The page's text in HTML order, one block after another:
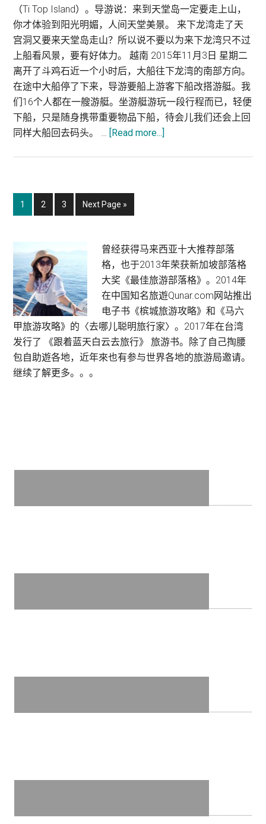
午
餐
（Ti Top Island）。导游说：来到天堂岛一定要走上山，
你才体验到阳光明媚，人间天堂美景。 来下龙湾走了天
宫洞又要来天堂岛走山？所以说不要以为来下龙湾只不过
上船看风景，要有好体力。 越南 2015年11月3日 星期二
离开了斗鸡石近一个小时后，大船往下龙湾的南部方向。
在途中大船停了下来，导游要船上游客下船改搭游艇。我
们16个人都在一艘游艇。坐游艇游玩一段行程而已，轻便
下船，只是随身携带重要物品下船，待会儿我们还会上回
同样大船回去码头。 … [Read more...]
船
游
（Part
2）：
天
堂
岛
Ti
Page
1 Page
2 Page
3
Go
to
Next Page »
Primary
Sidebar
曾经获得马来西亚十大推荐部落
格，也于2013年荣获新加坡部落格
大奖《最佳旅游部落格》。2014年
在中国知名旅遊Qunar.com网站推出
电子书《槟城旅游攻略》和《马六
甲旅游攻略》的〈去哪儿聪明旅行家〉。2017年在台湾
发行了 《跟着蓝天白云去旅行》 旅游书。除了自己掏腰
包自助遊各地，近年來也有参与世界各地的旅游局邀请。
继续了解更多。。。